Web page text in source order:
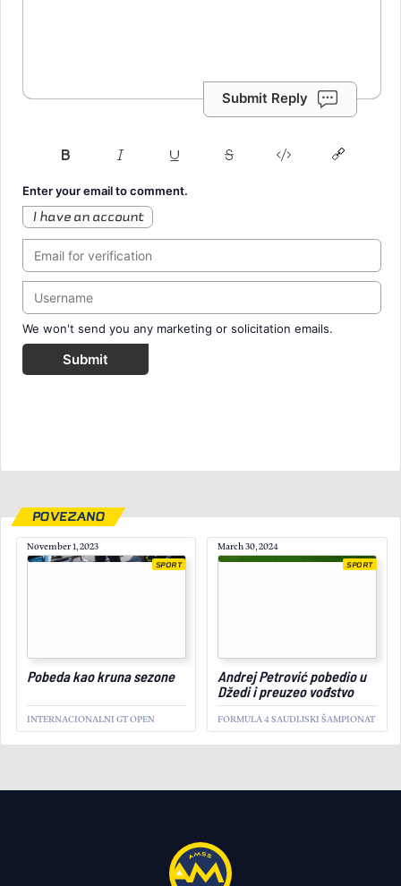
Submit Reply
Enter your email to comment.
I have an account
We won't send you any marketing or solicitation emails.
Submit
POVEZANO
November 1, 2023
Pobeda kao kruna sezone
INTERNACIONALNI GT OPEN
SPORT
March 30, 2024
Andrej Petrović pobedio u
Džedi i preuzeo vođstvo
FORMULA 4 SAUDIJSKI ŠAMPIONAT
SPORT